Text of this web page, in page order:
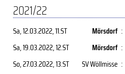
2021/22
Sa, 12.03.2022, 11.ST Mörsdorf :
Sa, 19.03.2022, 12.ST Mörsdorf :
So, 27.03.2022, 13.ST SV Wöllmisse :